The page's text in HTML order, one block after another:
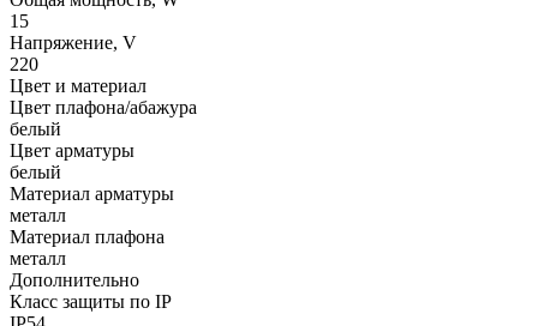
15
Напряжение, V
220
Цвет и материал
Цвет плафона/абажура
белый
Цвет арматуры
белый
Материал арматуры
металл
Материал плафона
металл
Дополнительно
Класс защиты по IP